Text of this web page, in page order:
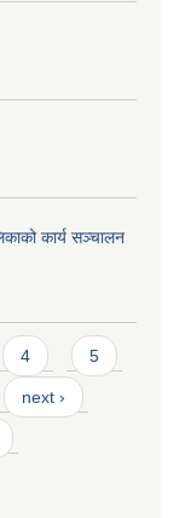
कार्य सञ्चालन
4 5
next ›